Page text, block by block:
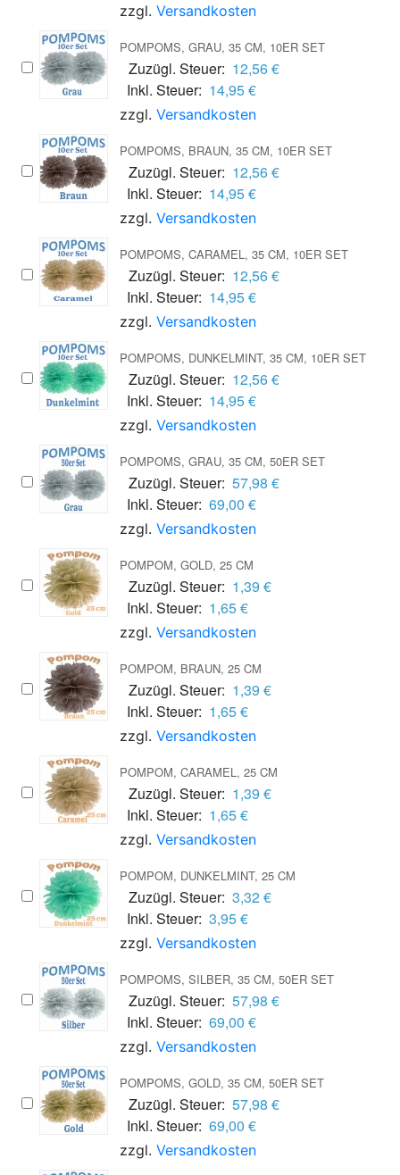
zzgl. Versandkosten
POMPOMS, GRAU, 35 CM, 10ER SET
Zuzügl. Steuer: 12,56 €
Inkl. Steuer: 14,95 €
zzgl. Versandkosten
POMPOMS, BRAUN, 35 CM, 10ER SET
Zuzügl. Steuer: 12,56 €
Inkl. Steuer: 14,95 €
zzgl. Versandkosten
POMPOMS, CARAMEL, 35 CM, 10ER SET
Zuzügl. Steuer: 12,56 €
Inkl. Steuer: 14,95 €
zzgl. Versandkosten
POMPOMS, DUNKELMINT, 35 CM, 10ER SET
Zuzügl. Steuer: 12,56 €
Inkl. Steuer: 14,95 €
zzgl. Versandkosten
POMPOMS, GRAU, 35 CM, 50ER SET
Zuzügl. Steuer: 57,98 €
Inkl. Steuer: 69,00 €
zzgl. Versandkosten
POMPOM, GOLD, 25 CM
Zuzügl. Steuer: 1,39 €
Inkl. Steuer: 1,65 €
zzgl. Versandkosten
POMPOM, BRAUN, 25 CM
Zuzügl. Steuer: 1,39 €
Inkl. Steuer: 1,65 €
zzgl. Versandkosten
POMPOM, CARAMEL, 25 CM
Zuzügl. Steuer: 1,39 €
Inkl. Steuer: 1,65 €
zzgl. Versandkosten
POMPOM, DUNKELMINT, 25 CM
Zuzügl. Steuer: 3,32 €
Inkl. Steuer: 3,95 €
zzgl. Versandkosten
POMPOMS, SILBER, 35 CM, 50ER SET
Zuzügl. Steuer: 57,98 €
Inkl. Steuer: 69,00 €
zzgl. Versandkosten
POMPOMS, GOLD, 35 CM, 50ER SET
Zuzügl. Steuer: 57,98 €
Inkl. Steuer: 69,00 €
zzgl. Versandkosten